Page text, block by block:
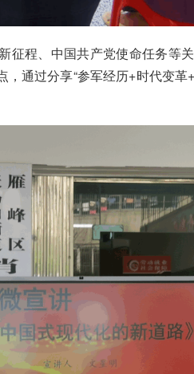
征程、中国共产党使命任务等
通过分享“参军经历+时代变革